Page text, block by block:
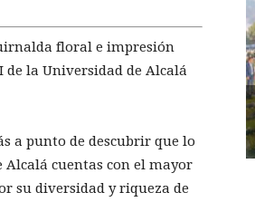
floral e impresión
de la Universidad de Alcalá
a punto de descubrir que lo
Alcalá cuentas con el mayor
su diversidad y riqueza de